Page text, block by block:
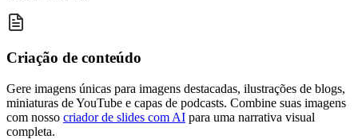
Criação de conteúdo
Gere imagens únicas para imagens destacadas, ilustrações de blogs,
miniaturas de YouTube e capas de podcasts. Combine suas imagens
com nosso criador de slides com AI para uma narrativa visual
completa.